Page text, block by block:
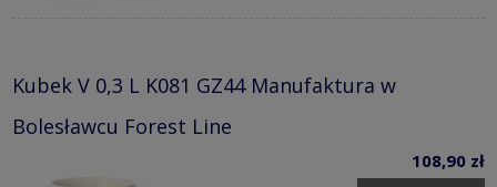
Kubek V 0,3 L K081 GZ44 Manufaktura w
Bolesławcu Forest Line
108,90 zł